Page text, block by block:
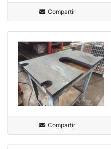
Compartir
Compartir